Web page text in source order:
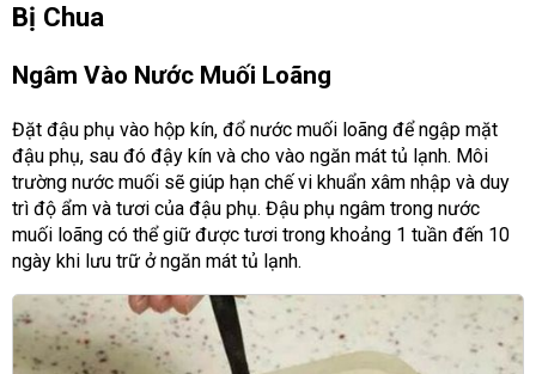
Bị Chua
Ngâm Vào Nước Muối Loãng
Đặt đậu phụ vào hộp kín, đổ nước muối loãng để ngập mặt
đậu phụ, sau đó đậy kín và cho vào ngăn mát tủ lạnh. Môi
trường nước muối sẽ giúp hạn chế vi khuẩn xâm nhập và duy
trì độ ẩm và tươi của đậu phụ. Đậu phụ ngâm trong nước
muối loãng có thể giữ được tươi trong khoảng 1 tuần đến 10
ngày khi lưu trữ ở ngăn mát tủ lạnh.